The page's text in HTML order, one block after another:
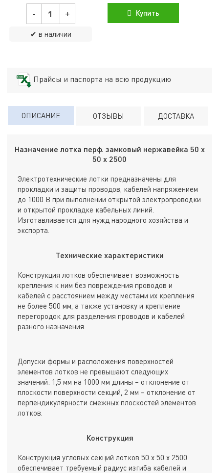
- +
✔ в наличии
Купить
Прайсы и паспорта на всю продукцию
ОПИСАНИЕ ОТЗЫВЫ ДОСТАВКА
Назначение лотка перф. замковый нержавейка 50 х
50 х 2500
Электротехнические лотки предназначены для
прокладки и защиты проводов, кабелей напряжением
до 1000 В при выполнении открытой электропроводки
и открытой прокладке кабельных линий.
Изготавливается для нужд народного хозяйства и
экспорта.
Технические характеристики
Конструкция лотков обеспечивает возможность
крепления к ним без повреждения проводов и
кабелей с расстоянием между местами их крепления
не более 500 мм, а также установку и крепление
перегородок для разделения проводов и кабелей
разного назначения.
Допуски формы и расположения поверхностей
элементов лотков не превышают следующих
значений: 1,5 мм на 1000 мм длины – отклонение от
плоскости поверхности секций, 2 мм – отклонение от
перпендикулярности смежных плоскостей элементов
лотков.
Конструкция
Конструкция угловых секций лотков 50 х 50 х 2500
обеспечивает требуемый радиус изгиба кабелей и